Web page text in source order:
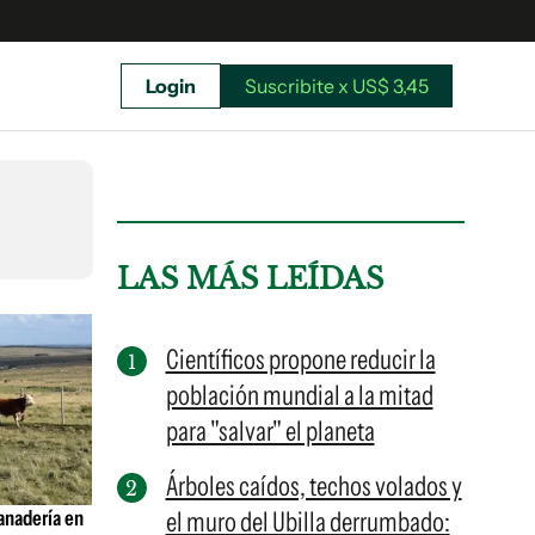
Suscribite x US$ 3,45
Login Suscribite x US$ 3,45
en
LAS MÁS LEÍDAS
Científicos propone reducir la
población mundial a la mitad
para "salvar" el planeta
Árboles caídos, techos volados y
el muro del Ubilla derrumbado: